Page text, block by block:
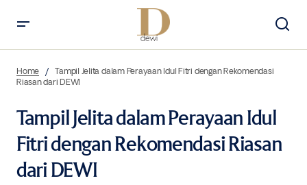
DEWI
Home
Tampil Jelita dalam Perayaan Idul Fitri dengan Rekomendasi
Riasan dari DEWI
Tampil Jelita dalam Perayaan Idul
Fitri dengan Rekomendasi Riasan
dari DEWI